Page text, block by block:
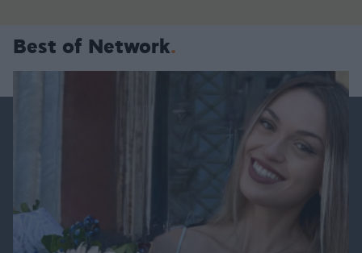
Best of Network